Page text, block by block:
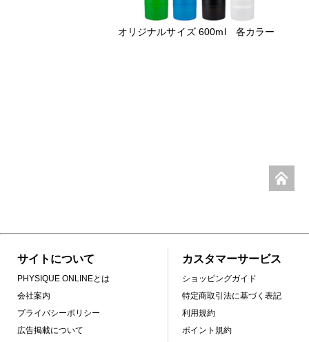
オリジナルサイズ 600ml 各カラー
サイトについて
PHYSIQUE ONLINEとは
会社案内
プライバシーポリシー
広告掲載について
カスタマーサービス
ショッピングガイド
特定商取引法に基づく表記
利用規約
ポイント規約